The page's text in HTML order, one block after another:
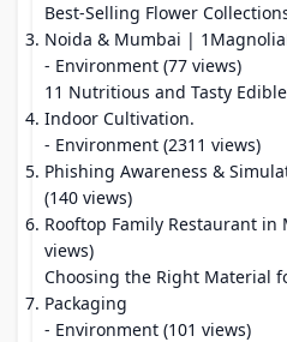
Best-Selling Flower
Noida & Mumbai |
- Environment (77 views)
11 Nutritious and Tasty
Indoor Cultivation.
- Environment (2311 views)
Phishing Awareness &
(140 views)
Rooftop Family Restaurant in
views)
Choosing the Right Material
Packaging
- Environment (101 views)